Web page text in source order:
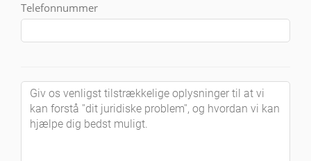
Telefonnummer